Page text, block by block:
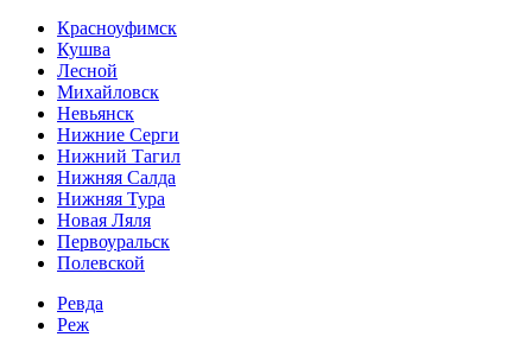
Красноуфимск
Кушва
Лесной
Михайловск
Невьянск
Нижние Серги
Нижний Тагил
Нижняя Салда
Нижняя Тура
Новая Ляля
Первоуральск
Полевской
Ревда
Реж